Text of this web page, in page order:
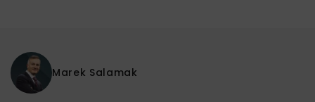
Marek Salamak